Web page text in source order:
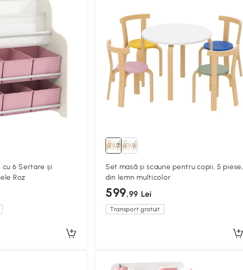
6 Sertare și
Roz
Set masă și scaune pentru copii, 5 piese,
din lemn multicolor
599,99 Lei
Transport gratuit